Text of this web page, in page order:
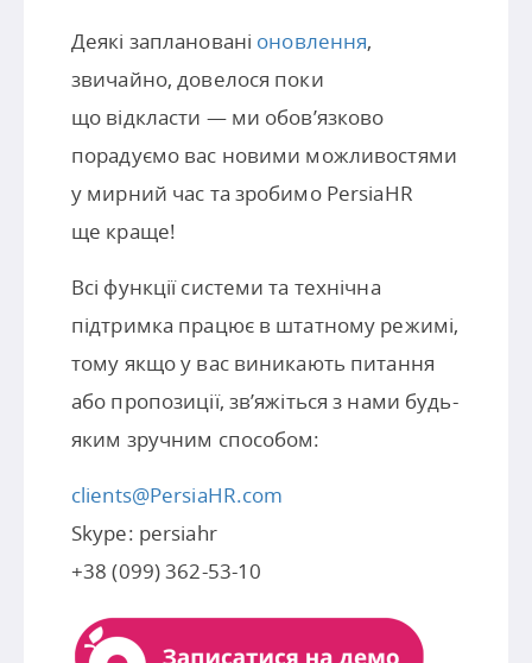
Деякі заплановані оновлення,
звичайно, довелося поки
що відкласти — ми обов’язково
порадуємо вас новими можливостями
у мирний час та зробимо PersiaHR
ще краще!
Всі функції системи та технічна
підтримка працює в штатному режимі,
тому якщо у вас виникають питання
або пропозиції, зв’яжіться з нами будь-
яким зручним способом:
clients@PersiaHR.com
Skype: persiahr
+38 (099) 362-53-10